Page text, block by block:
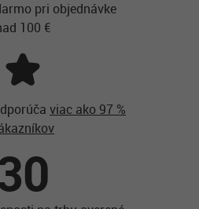
pri objednávke
100 €
viac ako 97 %